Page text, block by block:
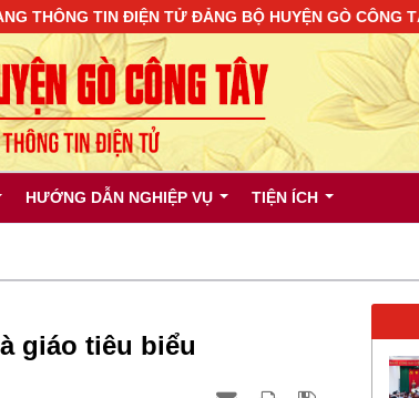
HƯỚNG DẪN NGHIỆP VỤ TIỆN ÍCH
TIN ĐIỆN TỬ ĐẢNG BỘ HUYỆN GÒ CÔNG TÂY !
giáo tiêu biểu